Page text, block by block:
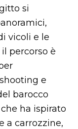
si
vicoli e le
percorso è
e
barocco
ha ispirato
a carrozzine,